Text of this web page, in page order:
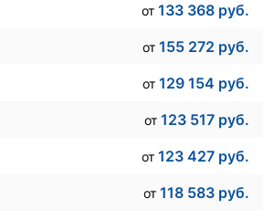
от 133 368 руб.
от 155 272 руб.
от 129 154 руб.
от 123 517 руб.
от 123 427 руб.
от 118 583 руб.